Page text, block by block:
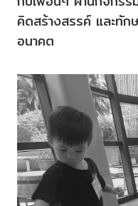
คิดสร้างสรรค์ และทัก
อนาคต